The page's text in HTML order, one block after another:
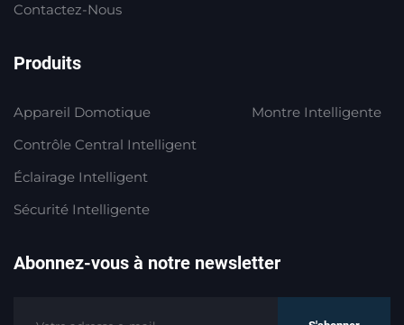
Contactez-Nous
Produits
Appareil Domotique
Contrôle Central Intelligent
Éclairage Intelligent
Sécurité Intelligente
Montre Intelligente
Abonnez-vous à notre newsletter